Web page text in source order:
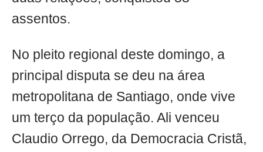
assentos.
No pleito regional deste domingo, a
principal disputa se deu na área
metropolitana de Santiago, onde vive
um terço da população. Ali venceu
Claudio Orrego, da Democracia Cristã,